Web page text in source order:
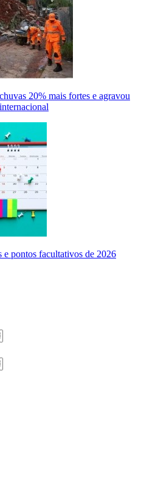
20% mais fortes e agravou
pontos facultativos de 2026